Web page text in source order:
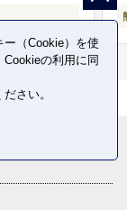
（Cookie）を使
の利用に同
さい。